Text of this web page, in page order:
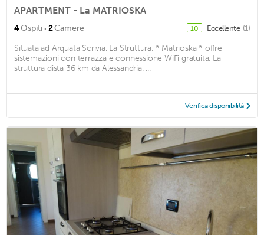
APARTMENT - La MATRIOSKA
4Ospiti · 2Camere 10 Eccellente (1)
Situata ad Arquata Scrivia, La Struttura. * Matrioska * offre
sistemazioni con terrazza e connessione WiFi gratuita. La
struttura dista 36 km da Alessandria. ...
Verifica disponibilità